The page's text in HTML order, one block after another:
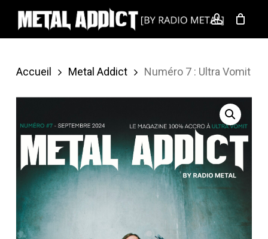
Skip
content
account
Accueil Metal Addict Numéro 7 : Ultra Vomit